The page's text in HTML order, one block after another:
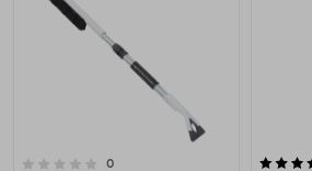
0anmeldelser
4.0 av 5 stjerner